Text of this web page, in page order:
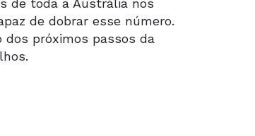
de toda a Austrália nos
de dobrar esse número.
próximos passos da